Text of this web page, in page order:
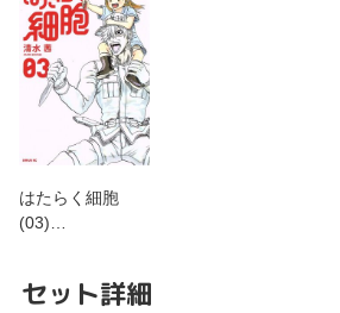
はたらく細胞
(03)…
セット詳細